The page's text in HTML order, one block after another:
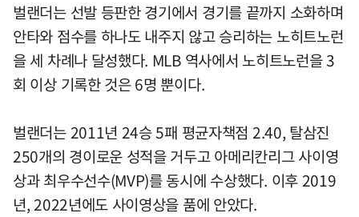
벌랜더는 선발 등판한 경기에서 경기를 끝까지 소화하며
안타와 점수를 하나도 내주지 않고 승리하는 노히트노런
을 세 차례나 달성했다. MLB 역사에서 노히트노런을 3
회 이상 기록한 것은 6명 뿐이다.
벌랜더는 2011년 24승 5패 평균자책점 2.40, 탈삼진
250개의 경이로운 성적을 거두고 아메리칸리그 사이영
상과 최우수선수(MVP)를 동시에 수상했다. 이후 2019
년, 2022년에도 사이영상을 품에 안았다.